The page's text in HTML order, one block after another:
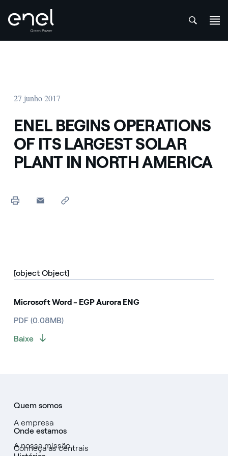
27 junho 2017
ENEL BEGINS OPERATIONS
OF ITS LARGEST SOLAR
PLANT IN NORTH AMERICA
[object Object]
Microsoft Word - EGP Aurora ENG
PDF (0.08MB)
Baixe
Quem somos
A empresa
A nossa missão
Onde estamos
Conheça as centrais